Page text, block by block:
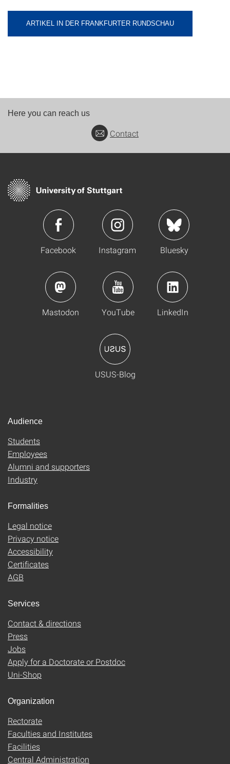
ARTIKEL IN DER FRANKFURTER RUNDSCHAU
Here you can reach us
Contact
Facebook Instagram Bluesky
Mastodon YouTube LinkedIn
USUS-Blog
Audience
Students
Employees
Alumni and supporters
Industry
Formalities
Legal notice
Privacy notice
Accessibility
Certificates
AGB
Services
Contact & directions
Press
Jobs
Apply for a Doctorate or Postdoc
Uni-Shop
Organization
Rectorate
Faculties and Institutes
Facilities
Central Administration